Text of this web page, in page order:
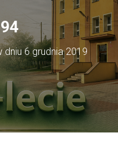
dniu6 grudnia 2019